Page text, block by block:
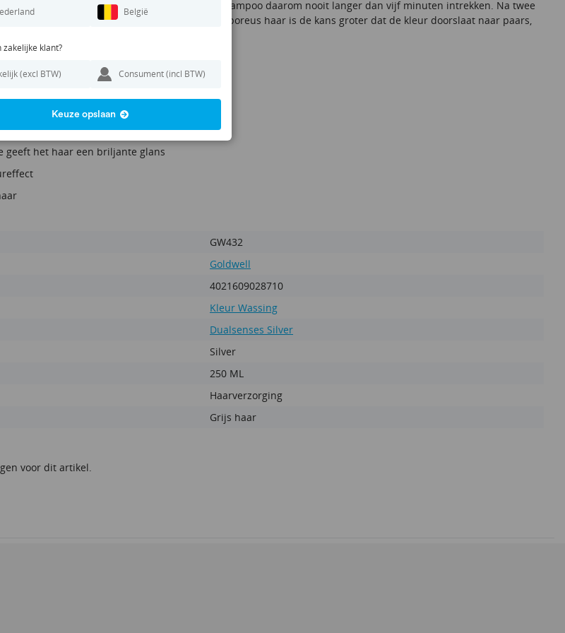
te lang kunnen intrekken. Laat de zilver shampoo daarom nooit langer dan vijf minuten intrekken. Na twee
is de paarse kleur weer verdwenen. Bij poreus haar is de kans groter dat de kleur doorslaat naar paars,
lang intrekken.
koel blond haar
anti-yellow effect
de haarkleur
geeft het haar een briljante glans
GW432
Goldwell
4021609028710
Kleur Wassing
Dualsenses Silver
Silver
250 ML
Haarverzorging
Grijs haar
voor dit artikel.
België
zakelijke klant?
(excl BTW) Consument (incl BTW)
Keuze opslaan